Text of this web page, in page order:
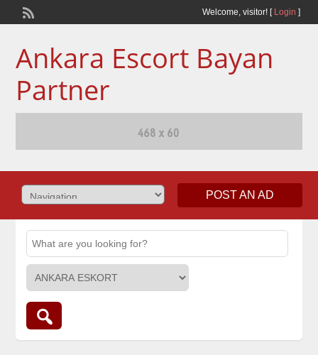
Welcome, visitor![ Login ]
Ankara Escort Bayan
Partner
POST AN AD